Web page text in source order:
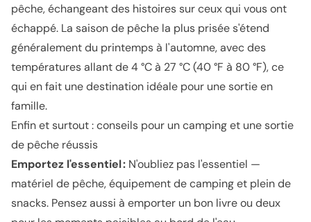
pêche, échangeant des histoires sur ceux qui vous ont
échappé. La saison de pêche la plus prisée s'étend
généralement du printemps à l'automne, avec des
températures allant de 4 °C à 27 °C (40 °F à 80 °F), ce
qui en fait une destination idéale pour une sortie en
famille.
Enfin et surtout : conseils pour un camping et une sortie
de pêche réussis
Emportez l'essentiel : N'oubliez pas l'essentiel —
matériel de pêche, équipement de camping et plein de
snacks. Pensez aussi à emporter un bon livre ou deux